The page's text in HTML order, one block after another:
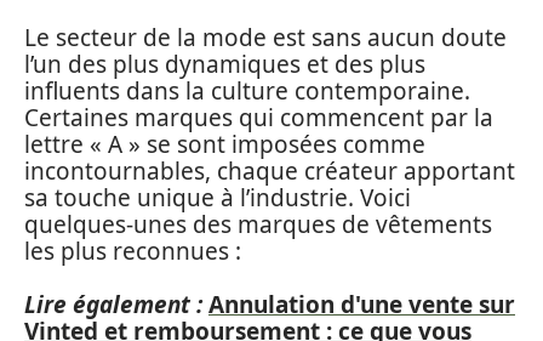
Le secteur de la mode est sans aucun doute
l’un des plus dynamiques et des plus
influents dans la culture contemporaine.
Certaines marques qui commencent par la
lettre « A » se sont imposées comme
incontournables, chaque créateur apportant
sa touche unique à l’industrie. Voici
quelques-unes des marques de vêtements
les plus reconnues :
Lire également :Annulation d'une vente sur
Vinted et remboursement : ce que vous